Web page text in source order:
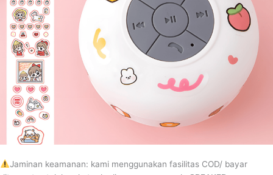
Jaminan keamanan: kami menggunakan fasilitas COD/ bayar